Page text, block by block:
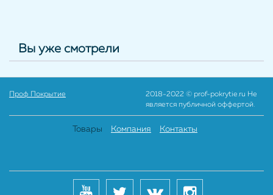
Вы уже смотрели
Проф Покрытие
2018-2022 © prof-pokrytie.ru Не
является публичной оффертой.
Товары Компания Контакты